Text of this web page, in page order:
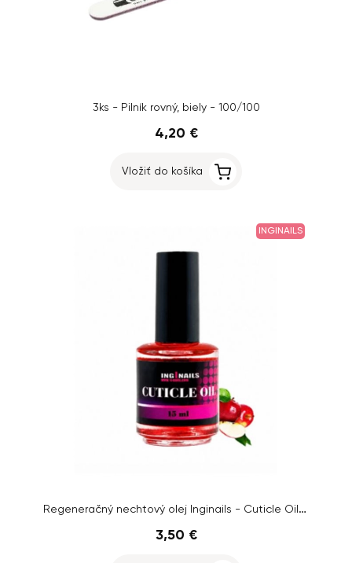
3ks - Pilník rovný, biely - 100/100
4,20 €
Vložiť do košíka
INGINAILS
Regeneračný nechtový olej Inginails - Cuticle Oil Red Apple, 15ml
3,50 €